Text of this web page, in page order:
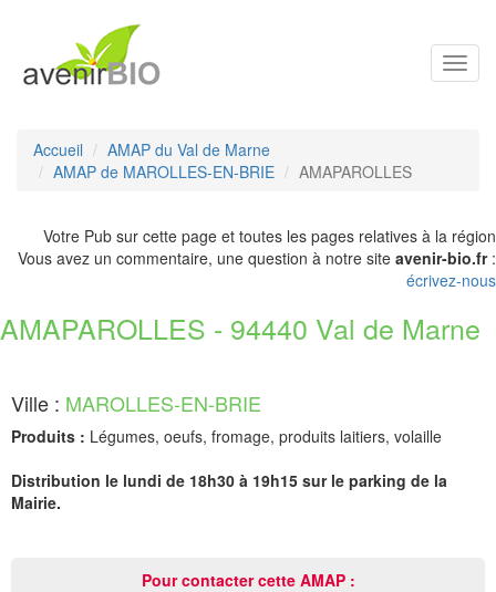
Accueil
AMAP du Val de Marne
AMAP de MAROLLES-EN-BRIE
AMAPAROLLES
Votre Pub sur cette page et toutes les pages relatives à la région
Vous avez un commentaire, une question à notre site avenir-bio.fr:
écrivez-nous
AMAPAROLLES - 94440 Val de Marne
Ville : MAROLLES-EN-BRIE
Produits : Légumes, oeufs, fromage, produits laitiers, volaille
Distribution le lundi de 18h30 à 19h15 sur le parking de la
Mairie.
Pour contacter cette AMAP :